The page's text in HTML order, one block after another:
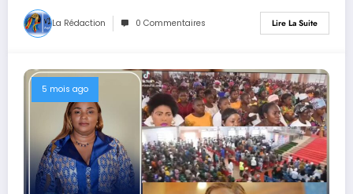
La Rédaction 0 Commentaires Lire La Suite
5 mois ago